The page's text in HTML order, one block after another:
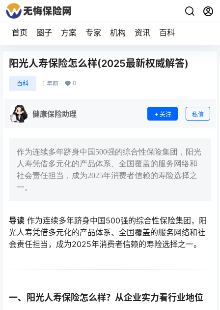
首页 圈子 方案 专家 机构 资讯 百科
阳光人寿保险怎么样(2025最新权威解答)
百科 1 年前 0
健康保险助理 关注 私信
作为连续多年跻身中国500强的综合性保险集团，阳光
人寿凭借多元化的产品体系、全国覆盖的服务网络和
社会责任担当，成为2025年消费者信赖的寿险选择之
一。
导读 作为连续多年跻身中国500强的综合性保险集团，阳
光人寿凭借多元化的产品体系、全国覆盖的服务网络和社
会责任担当，成为2025年消费者信赖的寿险选择之一。
一、阳光人寿保险怎么样？从企业实力看行业地位